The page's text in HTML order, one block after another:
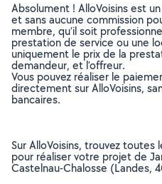
Absolument ! AlloVoisins est
et sans aucune commission
membre, qu’il soit
prestation de service ou une
uniquement le prix de la
demandeur, et l’offreur.
Vous pouvez réaliser le
directement sur AlloVoisins,
bancaires.
Sur AlloVoisins, trouvez
pour réaliser votre projet de
Castelnau-Chalosse (Landes,